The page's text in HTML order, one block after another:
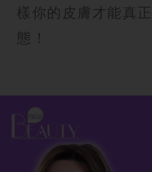
樣你的皮膚才能真
態！